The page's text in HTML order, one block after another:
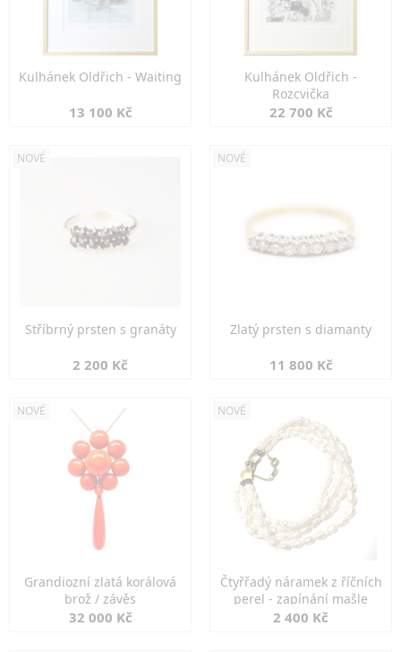
Kulhánek Oldřich - Waiting
13 100 Kč
Kulhánek Oldřich -
Rozcvička
22 700 Kč
NOVÉ
Stříbrný prsten s granáty
2 200 Kč
NOVÉ
Zlatý prsten s diamanty
11 800 Kč
NOVÉ
Grandiozní zlatá korálová
brož / závěs
32 000 Kč
NOVÉ
Čtyřřadý náramek z říčních
perel - zapínání mašle
2 400 Kč